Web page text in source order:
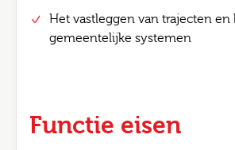
Het vastleggen van trajecten
gemeentelijke systemen
Functie eisen